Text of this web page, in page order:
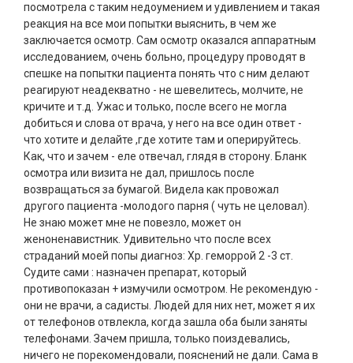
посмотрела с таким недоумением и удивлением и такая
реакция на все мои попытки выяснить, в чем же
заключается осмотр. Сам осмотр оказался аппаратным
исследованием, очень больно, процедуру проводят в
спешке на попытки пациента понять что с ним делают
реагируют неадекватно - не шевелитесь, молчите, не
кричите и т.д. Ужас и только, после всего не могла
добиться и слова от врача, у него на все один ответ -
что хотите и делайте ,где хотите там и оперируйтесь.
Как, что и зачем - еле отвечал, глядя в сторону. Бланк
осмотра или визита не дал, пришлось после
возвращаться за бумагой. Видела как провожал
другого пациента -молодого парня ( чуть не целовал).
Не знаю может мне не повезло, может он
женоненавистник. Удивительно что после всех
страданий моей попы диагноз: Хр. геморрой 2 -3 ст.
Судите сами : назначен препарат, который
противопоказан + измучили осмотром. Не рекомендую -
они не врачи, а садисты. Людей для них нет, может я их
от телефонов отвлекла, когда зашла оба были заняты
телефонами. Зачем пришла, только поиздевались,
ничего не порекомендовали, пояснений не дали. Сама в